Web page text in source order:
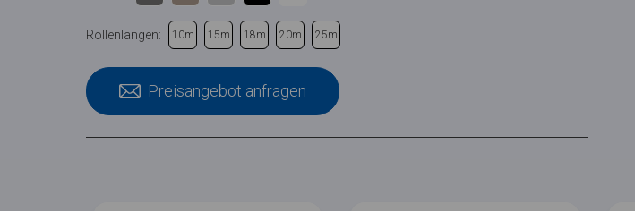
Rollenlängen: 10m 15m 18m 20m 25m
Preisangebot anfragen